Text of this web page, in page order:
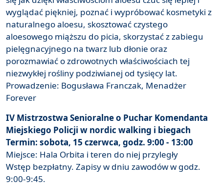
wyglądać piękniej, poznać i wypróbować kosmetyki z
naturalnego aloesu, skosztować czystego
aloesowego miąższu do picia, skorzystać z zabiegu
pielęgnacyjnego na twarz lub dłonie oraz
porozmawiać o zdrowotnych właściwościach tej
niezwykłej rośliny podziwianej od tysięcy lat.
Prowadzenie: Bogusława Franczak, Menadżer
Forever
IV Mistrzostwa Senioralne o Puchar Komendanta
Miejskiego Policji w nordic walking i biegach
Termin: sobota, 15 czerwca, godz. 9:00 - 13:00
Miejsce: Hala Orbita i teren do niej przyległy
Wstęp bezpłatny. Zapisy w dniu zawodów w godz.
9:00-9:45.